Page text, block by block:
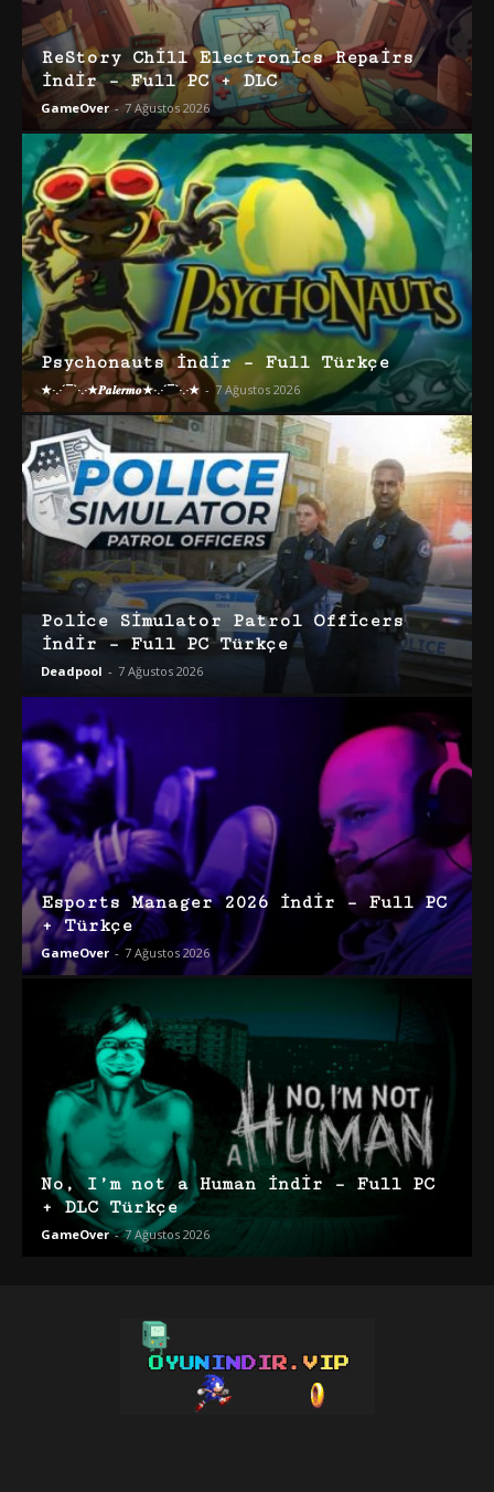
ReStory Chill Electronics Repairs
İndir – Full PC + DLC
GameOver - 7 Ağustos 2026
Psychonauts İndir – Full Türkçe
★·.·´¯`·.·★𝑷𝒂𝒍𝒆𝒓𝒎𝒐★·.·´¯`·.·★ - 7 Ağustos 2026
Police Simulator Patrol Officers
İndir – Full PC Türkçe
Deadpool - 7 Ağustos 2026
Esports Manager 2026 İndir – Full PC
+ Türkçe
GameOver - 7 Ağustos 2026
No, I’m not a Human İndir – Full PC
+ DLC Türkçe
GameOver - 7 Ağustos 2026